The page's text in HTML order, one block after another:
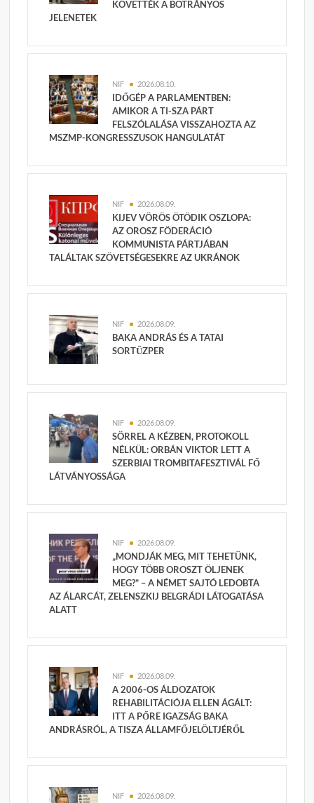
KÖVETTÉK A BOTRÁNYOS
JELENETEK
NIF 2026.08.10.
IDŐGÉP A PARLAMENTBEN:
AMIKOR A TI-SZA PÁRT
FELSZÓLALÁSA VISSZAHOZTA AZ
MSZMP-KONGRESSZUSOK HANGULATÁT
NIF 2026.08.09.
KIJEV VÖRÖS ÖTÖDIK OSZLOPA:
AZ OROSZ FÖDERÁCIÓ
KOMMUNISTA PÁRTJÁBAN
TALÁLTAK SZÖVETSÉGESEKRE AZ UKRÁNOK
NIF 2026.08.09.
BAKA ANDRÁS ÉS A TATAI
SORTŰZPER
NIF 2026.08.09.
SÖRREL A KÉZBEN, PROTOKOLL
NÉLKÜL: ORBÁN VIKTOR LETT A
SZERBIAI TROMBITAFESZTIVÁL FŐ
LÁTVÁNYOSSÁGA
NIF 2026.08.09.
„MONDJÁK MEG, MIT TEHETÜNK,
HOGY TÖBB OROSZT ÖLJENEK
MEG?” – A NÉMET SAJTÓ LEDOBTA
AZ ÁLARCÁT, ZELENSZKIJ BELGRÁDI LÁTOGATÁSA
ALATT
NIF 2026.08.09.
A 2006-OS ÁLDOZATOK
REHABILITÁCIÓJA ELLEN ÁGÁLT:
ITT A PŐRE IGAZSÁG BAKA
ANDRÁSRÓL, A TISZA ÁLLAMFŐJELÖLTJÉRŐL
NIF 2026.08.09.